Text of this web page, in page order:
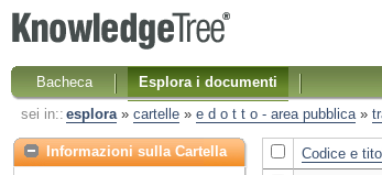
Bacheca Esplora i documenti
sei in:: esplora» cartelle» e d o t t o - area pubblica»
Informazioni sulla Cartella Codice e